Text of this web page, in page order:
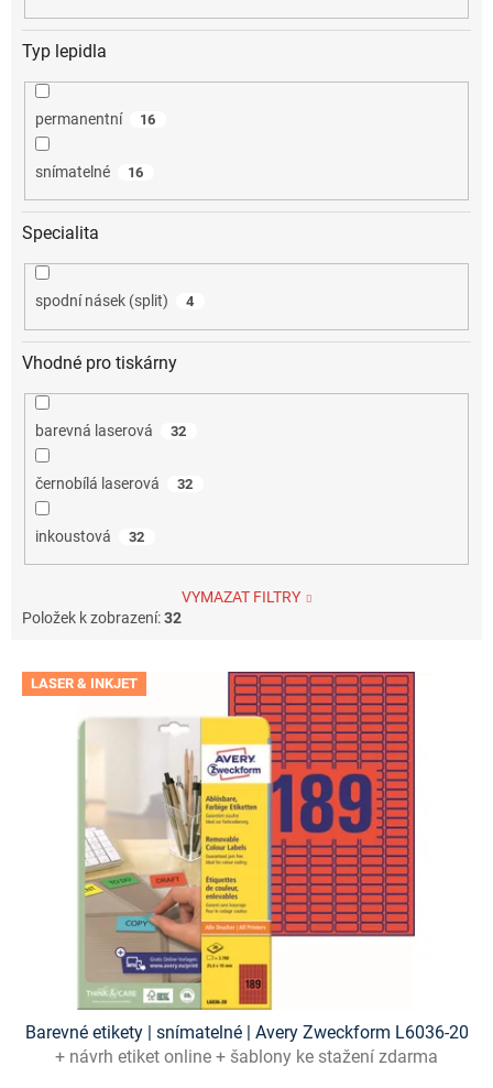
Typ lepidla
permanentní 16
snímatelné 16
Specialita
spodní násek (split) 4
Vhodné pro tiskárny
barevná laserová 32
černobílá laserová 32
inkoustová 32
VYMAZAT FILTRY
Položek k zobrazení:32
V LASER & INKJET
Barevné etikety | snímatelné | Avery Zweckform L6036-20
+ návrh etiket online + šablony ke stažení zdarma